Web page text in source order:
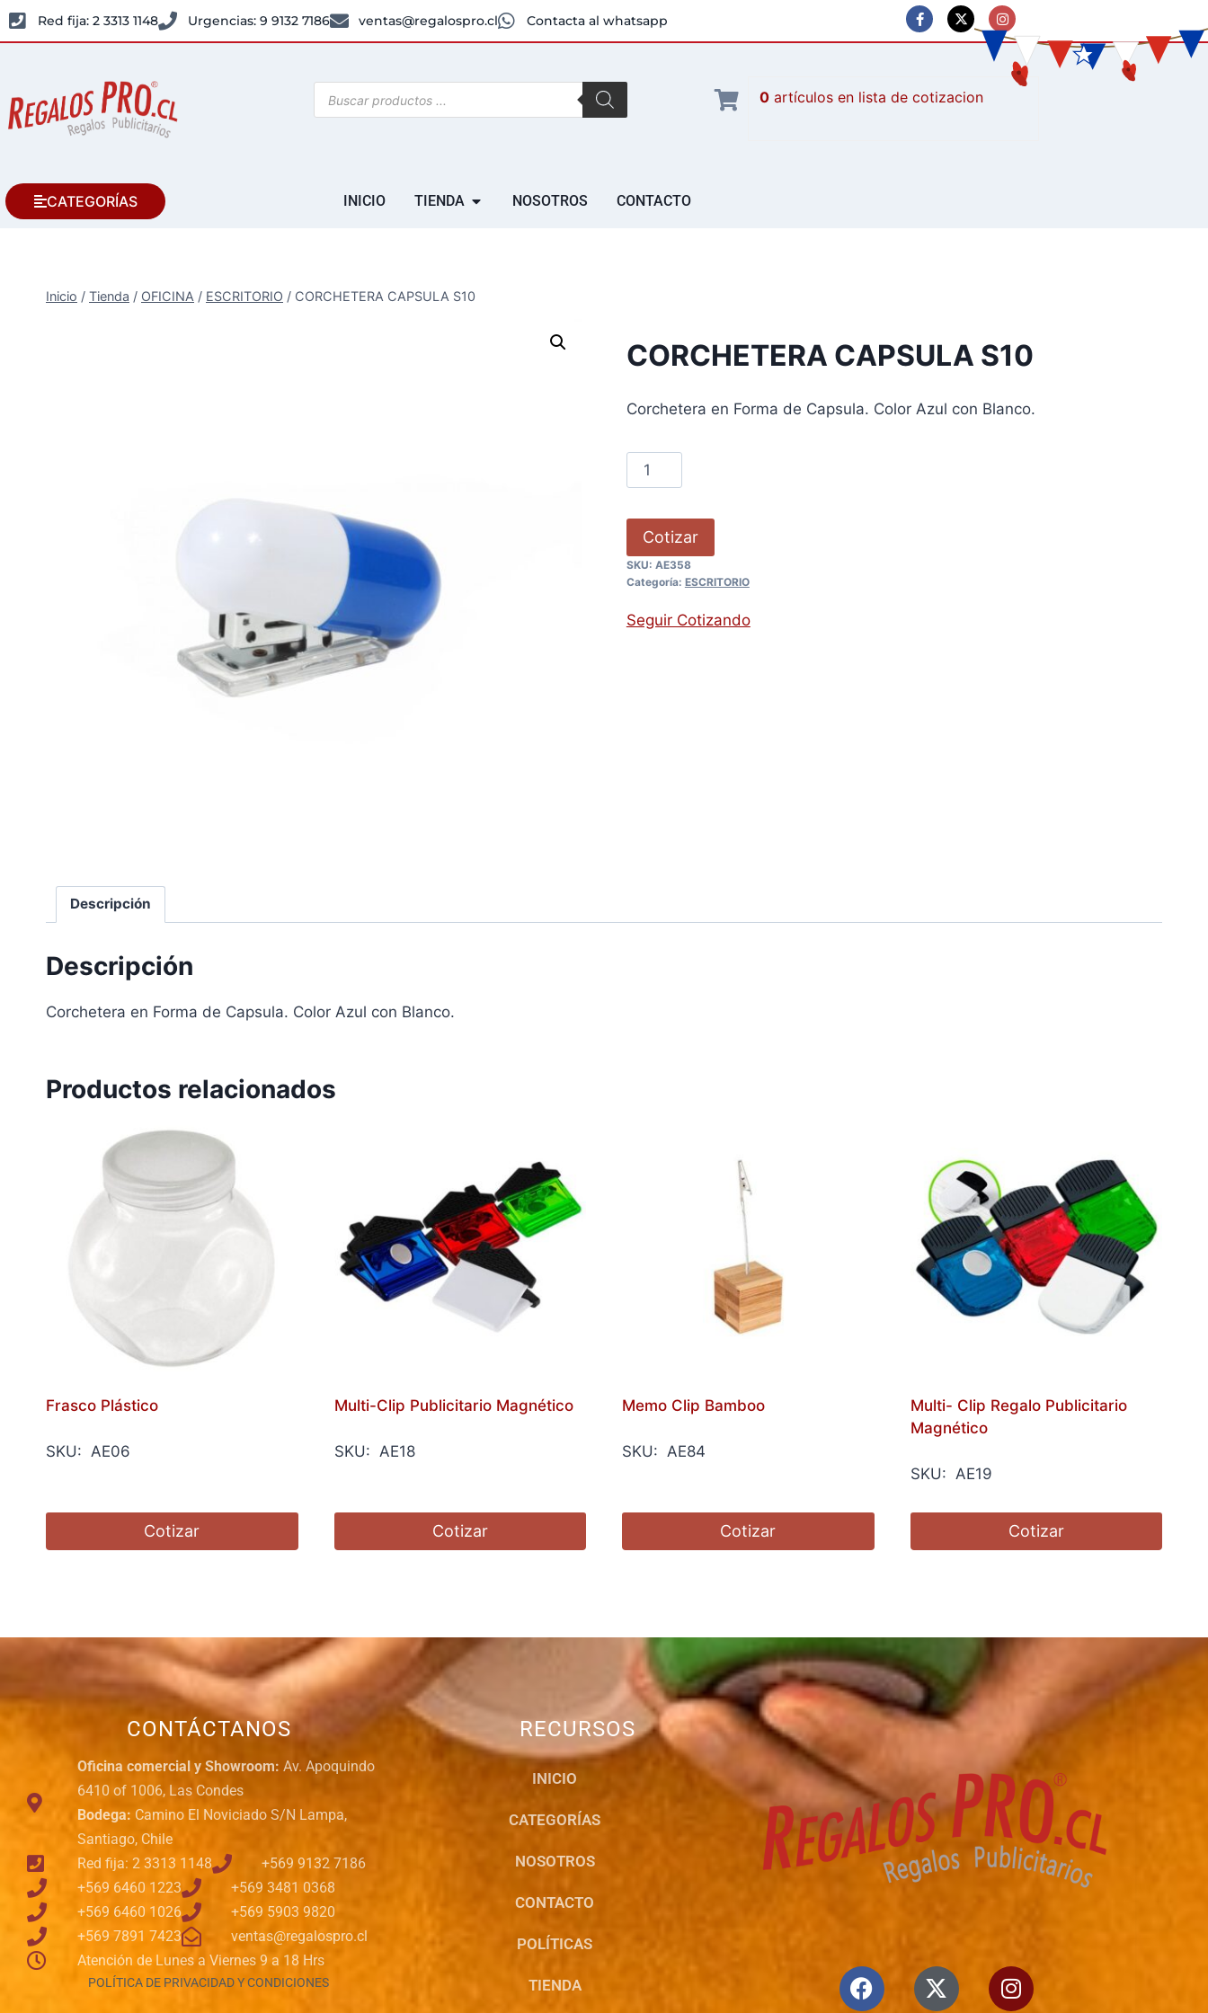
Red fija: 2 3313 1148 Urgencias: 9 9132 7186 ventas@regalospro.cl Contacta al whatsapp
0 artículos
CATEGORÍAS INICIO TIENDA NOSOTROS CONTACTO
Inicio / Tienda / OFICINA / ESCRITORIO / CORCHETERA CAPSULA S10
CORCHETERA CAPSULA S10
Corchetera en Forma de Capsula. Color Azul con Blanco.
Cotizar
SKU: AE358
Categoría: ESCRITORIO
Seguir Cotizando
Descripción
Descripción
Corchetera en Forma de Capsula. Color Azul con Blanco.
Productos relacionados
Frasco Plástico
SKU: AE06
Cotizar
Multi-Clip Publicitario Magnético
SKU: AE18
Cotizar
Memo Clip Bamboo
SKU: AE84
Cotizar
Multi- Clip Regalo Publicitario
Magnético
SKU: AE19
Cotizar
CONTÁCTANOS
Oficina comercial y Showroom: Av. Apoquindo
6410 of 1006, Las Condes
Bodega: Camino El Noviciado S/N Lampa,
Santiago, Chile
Red fija: 2 3313 1148
+569 9132 7186
+569 6460 1223
+569 3481 0368
+569 6460 1026
+569 5903 9820
+569 7891 7423
ventas@regalospro.cl
Atención de Lunes a Viernes 9 a 18 Hrs
POLÍTICA DE PRIVACIDAD Y CONDICIONES
RECURSOS
INICIO
CATEGORÍAS
NOSOTROS
CONTACTO
POLÍTICAS
TIENDA